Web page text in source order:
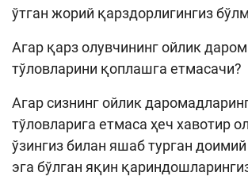
ўтган жорий қарздорлигингиз
Агар қарз олувчининг ойлик
тўловларини қоплашга етмасачи?
Агар сизнинг ойлик
тўловларига етмаса ҳеч хавотир
ўзингиз билан яшаб турган
эга бўлган яқин